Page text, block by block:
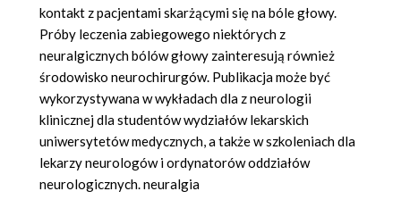
kontakt z pacjentami skarżącymi się na bóle głowy.
Próby leczenia zabiegowego niektórych z
neuralgicznych bólów głowy zainteresują również
środowisko neurochirurgów. Publikacja może być
wykorzystywana w wykładach dla z neurologii
klinicznej dla studentów wydziałów lekarskich
uniwersytetów medycznych, a także w szkoleniach dla
lekarzy neurologów i ordynatorów oddziałów
neurologicznych. neuralgia